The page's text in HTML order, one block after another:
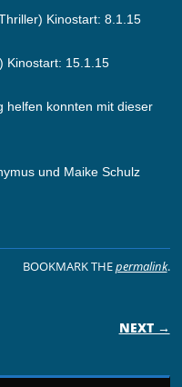
Kinostart: 8.1.15
Kinostart: 15.1.15
helfen konnten mit dieser
und Maike Schulz
BOOKMARK THEpermalink.
NEXT →